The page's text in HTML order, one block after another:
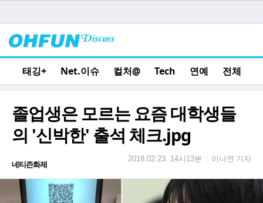
태깅+ Net.이슈 컬처@ Tech 연예 전체
졸업생은 모르는 요즘 대학생들
의 '신박한' 출석 체크.jpg
네티즌화제
2018.02.23. 14시13분 이나연 기자